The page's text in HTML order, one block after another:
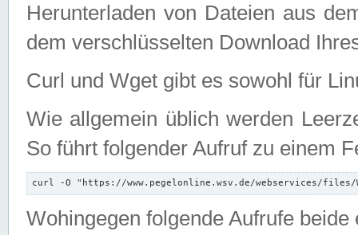
Herunterladen von Dateien aus
dem verschlüsselten Download
Curl und Wget gibt es sowohl für
Wie allgemein üblich werden
So führt folgender Aufruf zu einem
curl -O "https://www.pegelonline.wsv.de/webservices/files/
Wohingegen folgende Aufrufe beide